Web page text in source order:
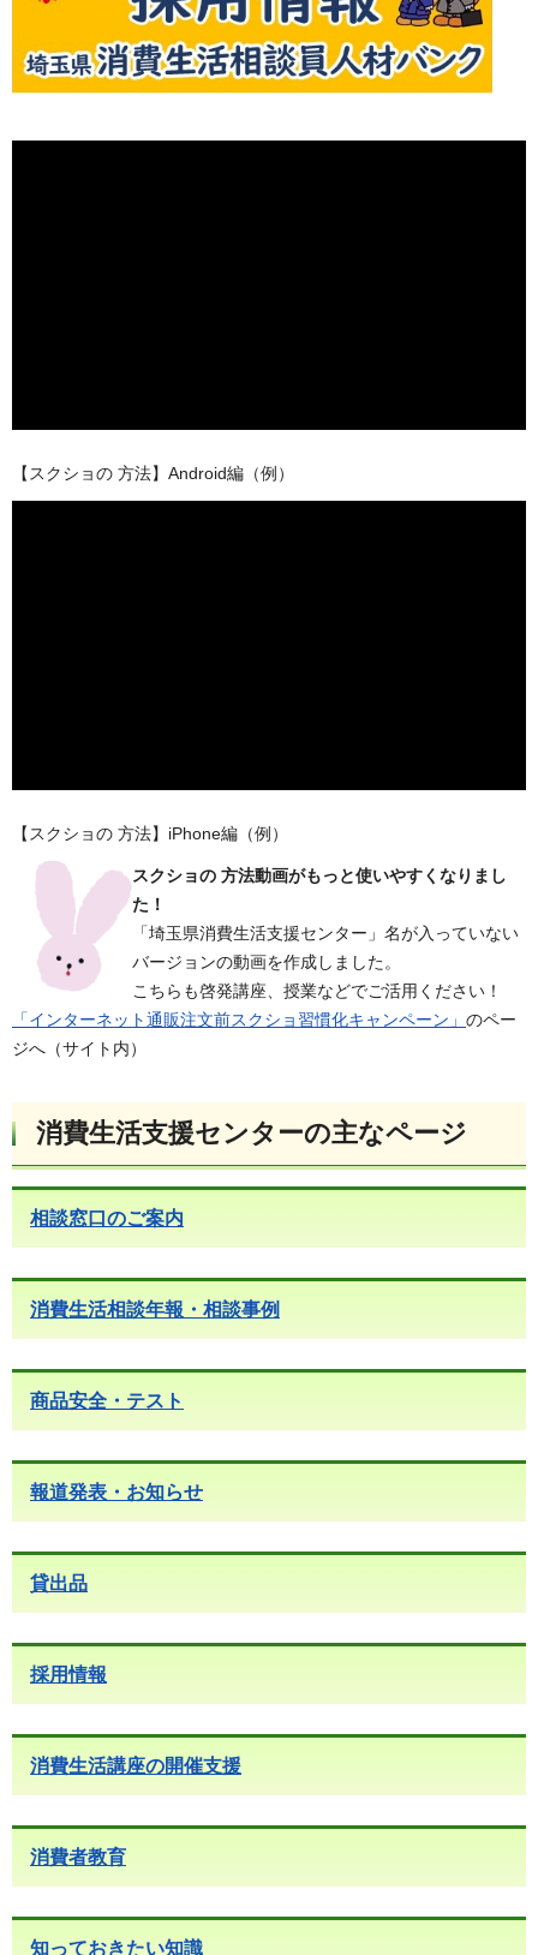
【スクショの 方法】Android編（例）
【スクショの 方法】iPhone編（例）
スクショの 方法動画がもっと使いやすくなりまし
た！
「埼玉県消費生活支援センター」名が入っていない
バージョンの動画を作成しました。
こちらも啓発講座、授業などでご活用ください！
「インターネット通販注文前スクショ習慣化キャンペーン」 のペー
ジへ（サイト内）
消費生活支援センターの主なページ
相談窓口のご案内
消費生活相談年報・相談事例
商品安全・テスト
報道発表・お知らせ
貸出品
採用情報
消費生活講座の開催支援
消費者教育
知っておきたい知識